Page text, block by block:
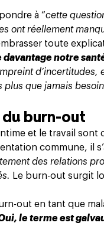
à “cette
ont réellement
toute
notre
que jamais
burn-out
et le travail
commune, il
des relations
Le burn-out surgit
out en tant que
le terme est